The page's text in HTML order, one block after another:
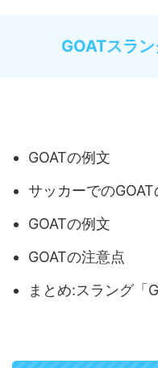
GOATスラ
GOATの例文
サッカーでのGOAT
GOATの例文
GOATの注意点
まとめ:スラング「